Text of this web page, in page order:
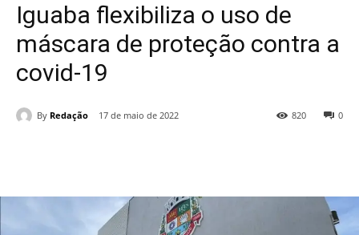
Iguaba flexibiliza o uso de
máscara de proteção contra a
covid-19
By Redação 17 de maio de 2022 0
820